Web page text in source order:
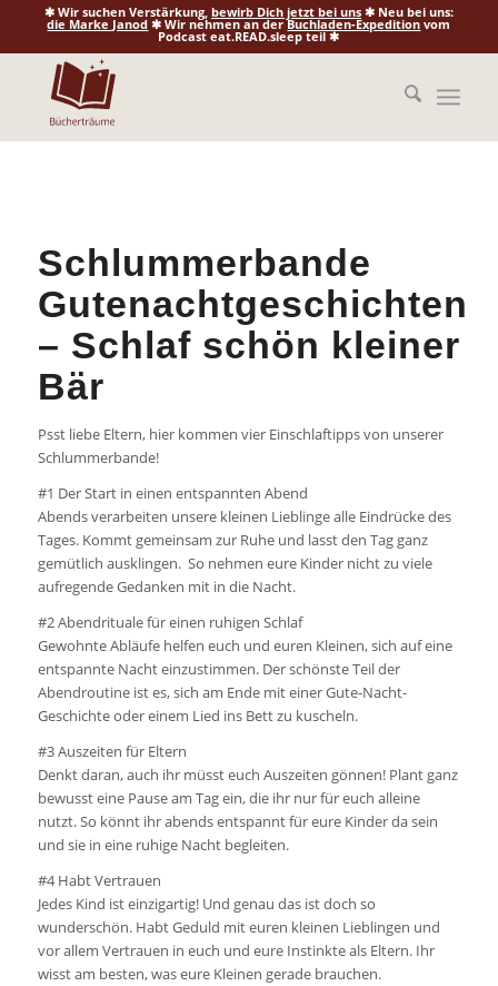
✱ Wir suchen Verstärkung, bewirb Dich jetzt bei uns✱ Neu bei uns:
die Marke Janod ✱ Wir nehmen an derBuchladen-Expedition vom
Podcast eat.READ.sleep teil ✱
Schlummerbande
Gutenachtgeschichten
– Schlaf schön kleiner
Bär
Psst liebe Eltern, hier kommen vier Einschlaftipps von unserer
Schlummerbande!
#1 Der Start in einen entspannten Abend
Abends verarbeiten unsere kleinen Lieblinge alle Eindrücke des
Tages. Kommt gemeinsam zur Ruhe und lasst den Tag ganz
gemütlich ausklingen. So nehmen eure Kinder nicht zu viele
aufregende Gedanken mit in die Nacht.
#2 Abendrituale für einen ruhigen Schlaf
Gewohnte Abläufe helfen euch und euren Kleinen, sich auf eine
entspannte Nacht einzustimmen. Der schönste Teil der
Abendroutine ist es, sich am Ende mit einer Gute-Nacht-
Geschichte oder einem Lied ins Bett zu kuscheln.
#3 Auszeiten für Eltern
Denkt daran, auch ihr müsst euch Auszeiten gönnen! Plant ganz
bewusst eine Pause am Tag ein, die ihr nur für euch alleine
nutzt. So könnt ihr abends entspannt für eure Kinder da sein
und sie in eine ruhige Nacht begleiten.
#4 Habt Vertrauen
Jedes Kind ist einzigartig! Und genau das ist doch so
wunderschön. Habt Geduld mit euren kleinen Lieblingen und
vor allem Vertrauen in euch und eure Instinkte als Eltern. Ihr
wisst am besten, was eure Kleinen gerade brauchen.